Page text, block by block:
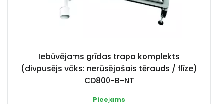
Iebūvējams grīdas trapa komplekts
(divpusējs vāks: nerūsējošais tērauds / flīze)
CD800-B-NT
Pieejams